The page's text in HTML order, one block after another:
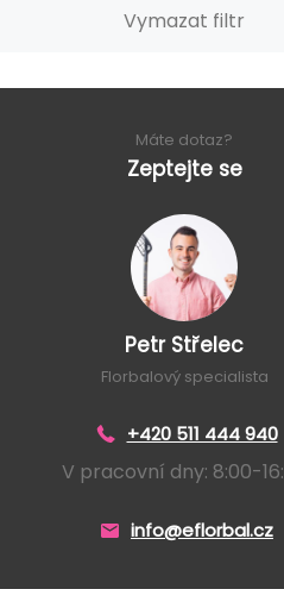
Vymazat filtr
Máte dotaz?
Zeptejte se
Petr Střelec
Florbalový specialista
+420 511 444 940
V pracovní dny: 8:00-
info@eflorbal.cz